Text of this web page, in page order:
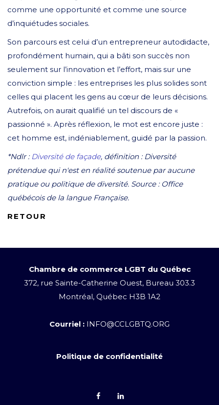
comme une opportunité et comme une source
d’inquiétudes sociales.
Son parcours est celui d’un entrepreneur autodidacte,
profondément humain, qui a bâti son succès non
seulement sur l’innovation et l’effort, mais sur une
conviction simple : les entreprises les plus solides sont
celles qui placent les gens au cœur de leurs décisions.
Autrefois, on aurait qualifié un tel discours de «
passionné ». Après réflexion, le mot est encore juste :
cet homme est, indéniablement, guidé par la passion.
*Ndlr :Diversité de façade, définition : Diversité
prétendue qui n'est en réalité soutenue par aucune
pratique ou politique de diversité. Source : Office
québécois de la langue Française.
RETOUR
Chambre de commerce LGBT du Québec
372, rue Sainte-Catherine Ouest, Bureau 303.3
Montréal, Québec H3B 1A2
Courriel : INFO@CCLGBTQ.ORG
Politique de confidentialité